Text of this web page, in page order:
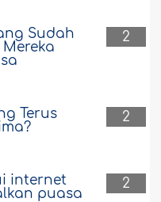
2
Sudah
2
Terus
2
internet
puasa